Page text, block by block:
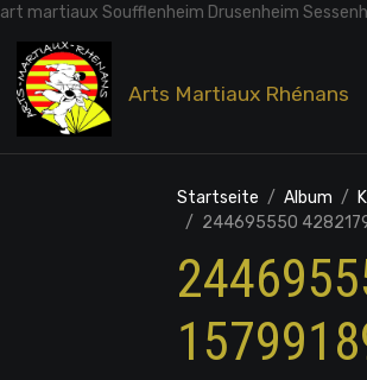
art martiaux Soufflenheim Drusenheim
Arts Martiaux Rhénans
Startseite Album
244695550